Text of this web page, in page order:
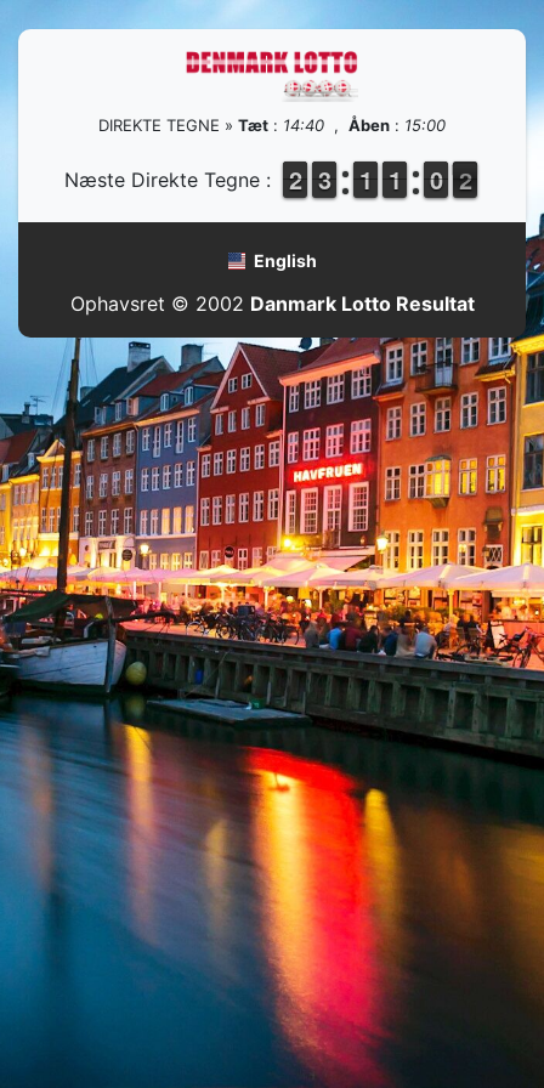
DIREKTE TEGNE » Tæt : 14:40 , Åben : 15:00
Næste Direkte Tegne : 1
1
2
2 2
2
3
3 1
1
1
1 1
1
1
1 9
9
0
0 2
2
1
English
Ophavsret © 2002 Danmark Lotto Resultat